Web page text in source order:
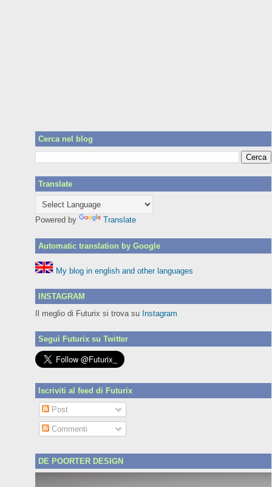
Cerca nel blog
Translate
Powered by Translate
Automatic translation by Google
My blog in english and other languages
INSTAGRAM
Il meglio di Futurix si trova su Instagram
Segui Futurix su Twitter
Iscriviti al feed di Futurix
Post
Commenti
DE POORTER DESIGN